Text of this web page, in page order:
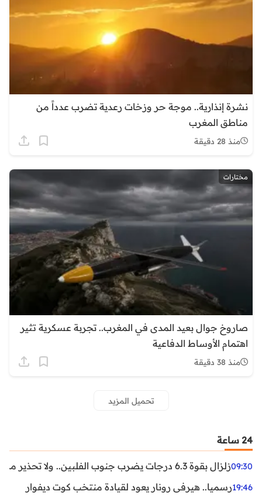
نشرة إنذارية.. موجة حر وزخات رعدية تضرب عدداً من
مناطق المغرب
منذ 28 دقيقة
مختارات
صاروخ جوال بعيد المدى في المغرب.. تجربة عسكرية تثير
اهتمام الأوساط الدفاعية
منذ 38 دقيقة
تحميل المزيد
24 ساعة
09:30زلزال بقوة 6.3 درجات يضرب جنوب الفلبين.. ولا تحذير من تسونامي حتى الآن
19:46رسميا.. هيرفي رونار يعود لقيادة منتخب كوت ديفوار